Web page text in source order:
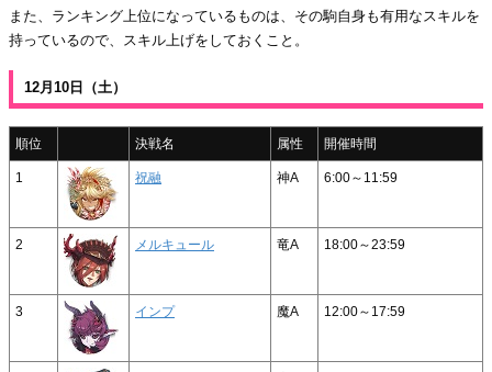
また、ランキング上位になっているものは、その駒自身も有用なスキルを
持っているので、スキル上げをしておくこと。
12月10日（土）
順位 決戦名 属性 開催時間
1 祝融 神A 6:00～11:59
2 メルキュール 竜A 18:00～23:59
3 インプ 魔A 12:00～17:59